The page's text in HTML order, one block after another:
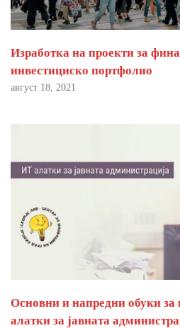
Изработка на проекти за
инвестициско портфолио
август 18, 2021
Основни и напредни обуки
алатки за јавната